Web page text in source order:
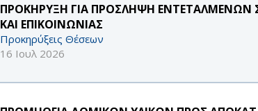
ΠΡΟΚΗΡΥΞΗ ΓΙΑ ΠΡΟΣΛΗΨΗ ΕΝΤΕΤΑΛΜΕΝΩΝ
ΚΑΙ ΕΠΙΚΟΙΝΩΝΙΑΣ
Προκηρύξεις Θέσεων
16 Ιουλ 2026